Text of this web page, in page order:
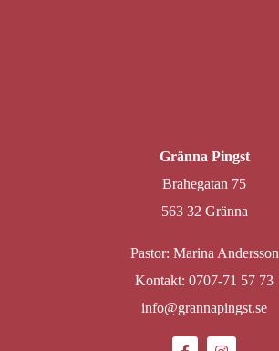
Gränna Pingst
Brahegatan 75
563 32 Gränna
Pastor: Marina Andersson
Kontakt: 0707-71 57 73
info@grannapingst.se